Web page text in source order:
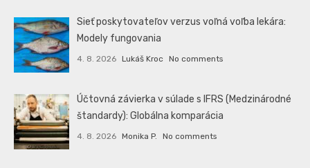
Sieť poskytovateľov verzus voľná voľba lekára:
Modely fungovania
4. 8. 2026 Lukáš Kroc No comments
Účtovná závierka v súlade s IFRS (Medzinárodné
štandardy): Globálna komparácia
4. 8. 2026 Monika P. No comments